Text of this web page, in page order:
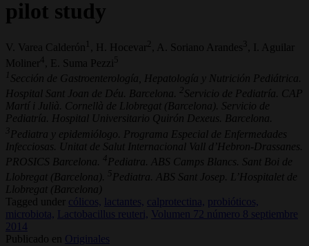
pilot study
V. Varea Calderón 1 , H. Hocevar , A. Soriano Arandes 3
, I. Aguilar
Moliner 4 , E. Suma Pezzi 5
1 Sección de Gastroenterología, Hepatología y Nutrición Pediátrica.
Hospital Sant Joan de Déu. Barcelona.
2 Servicio de Pediatría. CAP
Martí i Julià. Cornellà de Llobregat (Barcelona). Servicio de
Pediatría. Hospital Universitario Quirón Dexeus. Barcelona.
3 Pediatra y epidemiólogo. Programa Especial de Enfermedades
Infecciosas. Unitat de Salut Internacional Vall d’Hebron-Drassanes.
PROSICS Barcelona.
4 Pediatra. ABS Camps Blancs. Sant Boi de
Llobregat (Barcelona). 5 Pediatra. ABS Sant Josep. L’Hospitalet de
Llobregat (Barcelona)
Tagged under
cólicos, lactantes, calprotectina, probióticos,
microbiota,
Lactobacillus reuteri,
Volumen 72 número 8 septiembre
2014
Publicado en
Originales